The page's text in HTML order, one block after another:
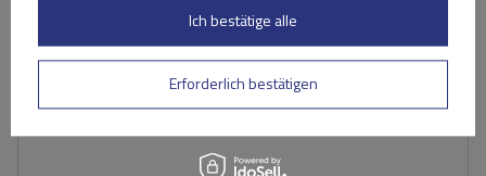
Erforderlich bestätigen
Ich bestätige alle